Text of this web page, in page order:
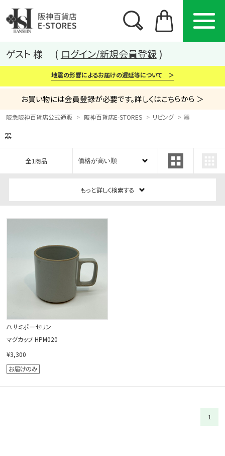
カテゴリー ブランド 特集
から探す
ゲスト 様 ログイン/新規会員登録
地震の影響によるお届けの遅延等について ＞
お買い物には会員登録が必要です。詳しくはこちらから ＞
阪急阪神百貨店公式通販 阪神百貨店E-STORES リビング 器
器
全1商品
もっと詳しく検索する
ハサミポーセリン
マグカップ HPM020
¥3,300
1